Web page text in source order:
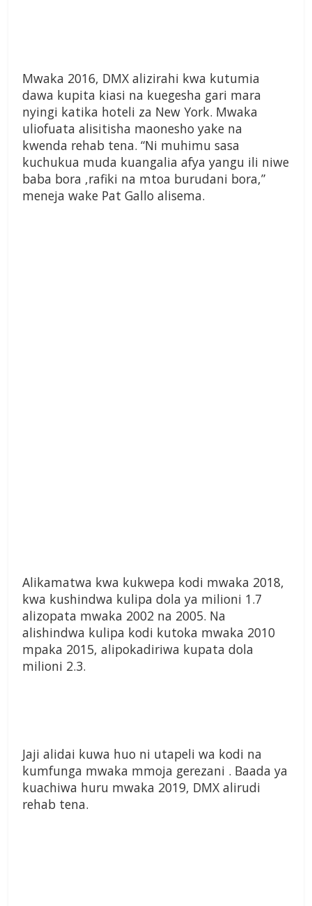
Mwaka 2016, DMX alizirahi kwa kutumia
dawa kupita kiasi na kuegesha gari mara
nyingi katika hoteli za New York. Mwaka
uliofuata alisitisha maonesho yake na
kwenda rehab tena. “Ni muhimu sasa
kuchukua muda kuangalia afya yangu ili niwe
baba bora ,rafiki na mtoa burudani bora,”
meneja wake Pat Gallo alisema.
Alikamatwa kwa kukwepa kodi mwaka 2018,
kwa kushindwa kulipa dola ya milioni 1.7
alizopata mwaka 2002 na 2005. Na
alishindwa kulipa kodi kutoka mwaka 2010
mpaka 2015, alipokadiriwa kupata dola
milioni 2.3.
Jaji alidai kuwa huo ni utapeli wa kodi na
kumfunga mwaka mmoja gerezani . Baada ya
kuachiwa huru mwaka 2019, DMX alirudi
rehab tena.